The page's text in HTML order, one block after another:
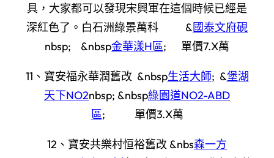
具，大家都可以發現宋興軍在這個時候已經是
深紅色了。白石洲綠景萬科 &國泰文府硯
nbsp; &nbsp金華漾H區; 單價7.X萬
11、寶安福永華潤舊改 &nbsp生活大師; &堡湖
天下NO2nbsp; &nbsp綠園道NO2-ABD
區; 單價3.X萬
12、寶安共樂村恒裕舊改 &nbs森一方